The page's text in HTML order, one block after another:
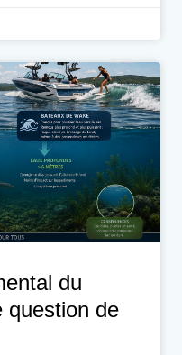
du
question de